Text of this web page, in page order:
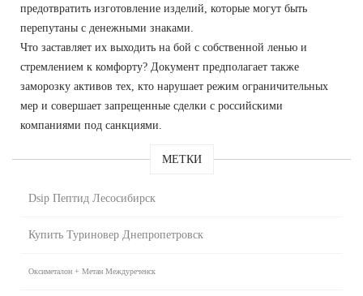
предотвратить изготовление изделий, которые могут быть
перепутаны с денежными знаками.
Что заставляет их выходить на бой с собственной ленью и
стремлением к комфорту? Документ предполагает также
заморозку активов тех, кто нарушает режим ограничительных
мер и совершает запрещенные сделки с российскими
компаниями под санкциями.
МЕТКИ
Dsip Пептид Лесосибирск
Купить Туриновер Днепропетровск
Оксиметалон + Метан Междуреченск